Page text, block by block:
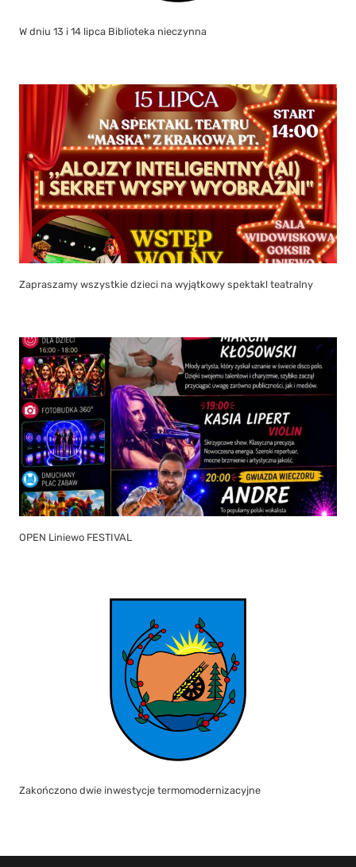
W dniu 13 i 14 lipca Biblioteka nieczynna
Zapraszamy wszystkie dzieci na wyjątkowy spektakl teatralny
OPEN Liniewo FESTIVAL
Zakończono dwie inwestycje termomodernizacyjne